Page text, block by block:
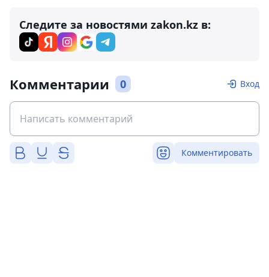
Следите за новостями zakon.kz в:
Комментарии 0 Вход
Комментировать